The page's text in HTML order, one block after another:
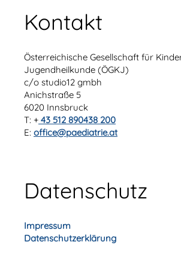
Kontakt
Österreichische Gesellschaft für
Jugendheilkunde (ÖGKJ)
c/o studio12 gmbh
Anichstraße 5
6020 Innsbruck
T: + 43 512 890438 200
E: office@paediatrie.at
Datenschutz
Impressum
Datenschutzerklärung